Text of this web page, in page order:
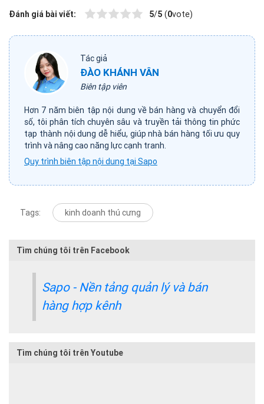
Đánh giá bài viết: 5/5 (0vote)
Tác giả
ĐÀO KHÁNH VÂN
Biên tập viên
Hơn 7 năm biên tập nội dung về bán hàng và chuyển đổi
số, tôi phân tích chuyên sâu và truyền tải thông tin phức
tạp thành nội dung dễ hiểu, giúp nhà bán hàng tối ưu quy
trình và nâng cao năng lực cạnh tranh.
Quy trình biên tập nội dung tại Sapo
Tags: kinh doanh thú cưng
Tìm chúng tôi trên Facebook
Sapo - Nền tảng quản lý và bán
hàng hợp kênh
Tìm chúng tôi trên Youtube